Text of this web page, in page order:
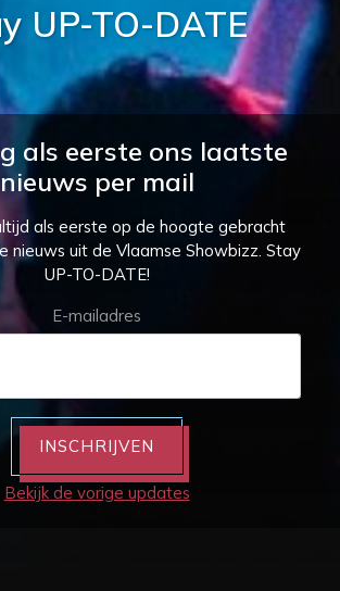
UP-TO-DATE
als eerste ons laatste
nieuws per mail
als eerste op de hoogte gebracht
nieuws uit de Vlaamse Showbizz. Stay
UP-TO-DATE!
E-mailadres
INSCHRIJVEN
Bekijk de vorige updates